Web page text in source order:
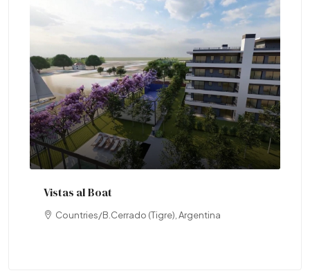
Vistas al Boat
Countries/B.Cerrado (Tigre), Argentina